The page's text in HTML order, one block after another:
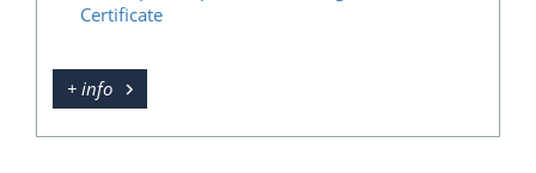
Certificate
+ info